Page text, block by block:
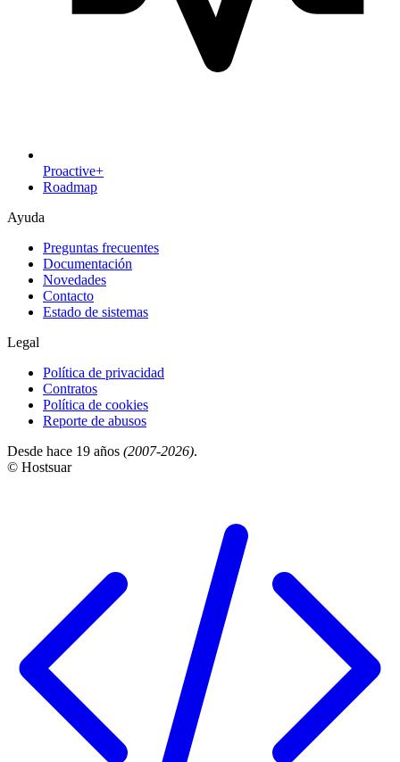
Proactive+
Roadmap
Ayuda
Preguntas frecuentes
Documentación
Novedades
Contacto
Estado de sistemas
Legal
Política de privacidad
Contratos
Política de cookies
Reporte de abusos
Desde hace 19 años (2007-2026).
© Hostsuar